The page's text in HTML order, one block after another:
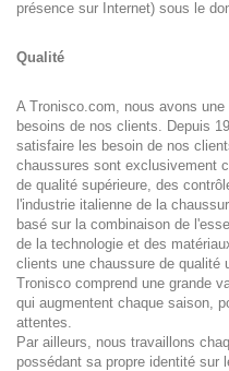
présence sur Internet) sous le
Qualité
A Tronisco.com, nous avons
besoins de nos clients. Depuis
satisfaire les besoin de nos
chaussures sont exclusivement
de qualité supérieure, des
l'industrie italienne de la
basé sur la combinaison de
de la technologie et des
clients une chaussure de qualité
Tronisco comprend une grande
qui augmentent chaque saison,
attentes.
Par ailleurs, nous travaillons
possédant sa propre identité sur